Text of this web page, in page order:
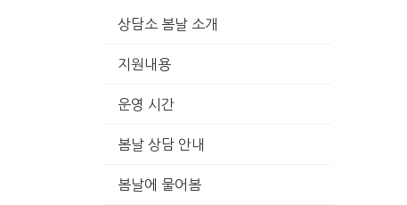
상담소 봄날 소개
지원내용
운영 시간
봄날 상담 안내
봄날에 물어봄